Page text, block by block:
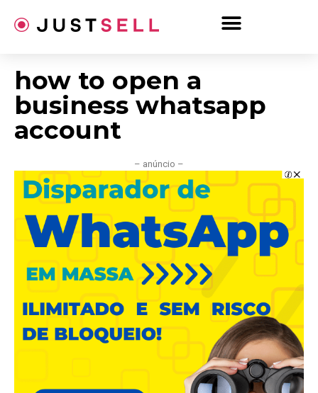
para
how to open a
business whatsapp
account
– anúncio –